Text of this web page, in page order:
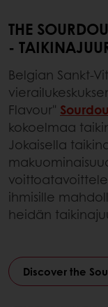
THE
-
Belgian Sankt-
Flavour"
kokoelmaa
Jokaisella
ihmisille
heidän
Discover the